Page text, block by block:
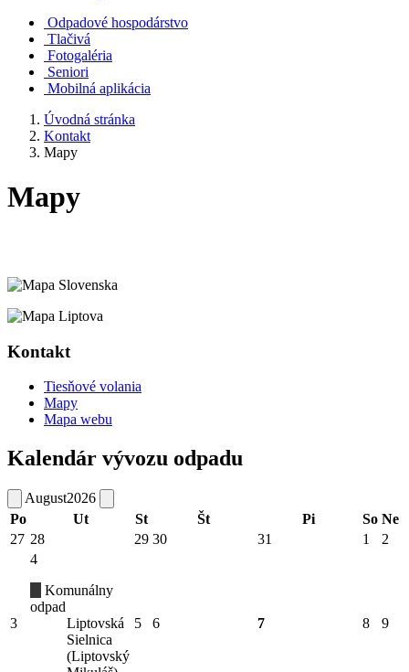
Odpadové hospodárstvo
Tlačivá
Fotogaléria
Seniori
Mobilná aplikácia
Úvodná stránka
Kontakt
Mapy
Mapy
Kontakt
Tiesňové volania
Mapy
Mapa webu
Kalendár vývozu odpadu
August2026
Po
Ut St Št Pi So Ne
27 28 29 30 31 1 2
3
4
Komunálny
odpad
Liptovská
Sielnica
(Liptovský
5 6 7 8 9